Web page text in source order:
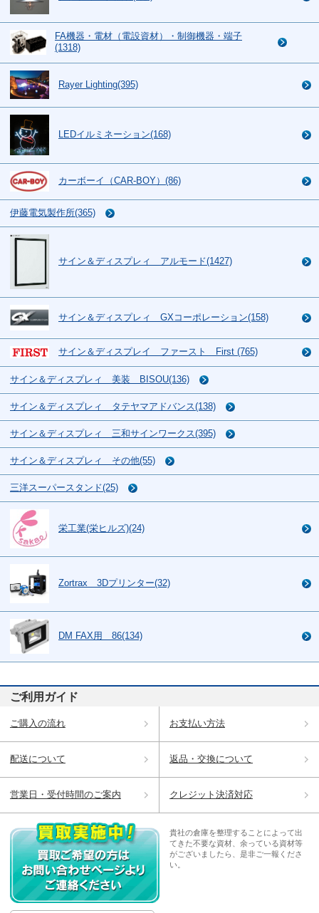
FA機器・電材（電設資材）・制御機器・端子
(1318)
Rayer Lighting(395)
LEDイルミネーション(168)
カーボーイ（CAR-BOY）(86)
伊藤電気製作所(365)
サイン＆ディスプレィ アルモード(1427)
サイン＆ディスプレィ GXコーポレーション(158)
サイン＆ディスプレイ ファースト First (765)
サイン＆ディスプレィ 美装 BISOU(136)
サイン＆ディスプレィ タテヤマアドバンス(138)
サイン＆ディスプレィ 三和サインワークス(395)
サイン＆ディスプレィ その他(55)
三洋スーパースタンド(25)
栄工業(栄ヒルズ)(24)
Zortrax 3Dプリンター(32)
DM FAX用 86(134)
ご利用ガイド
ご購入の流れ お支払い方法
配送について 返品・交換について
営業日・受付時間のご案内 クレジット決済対応
貴社の倉庫を整理することによって出
てきた不要な資材、余っている資材等
がございましたら、是非ご一報くださ
い。